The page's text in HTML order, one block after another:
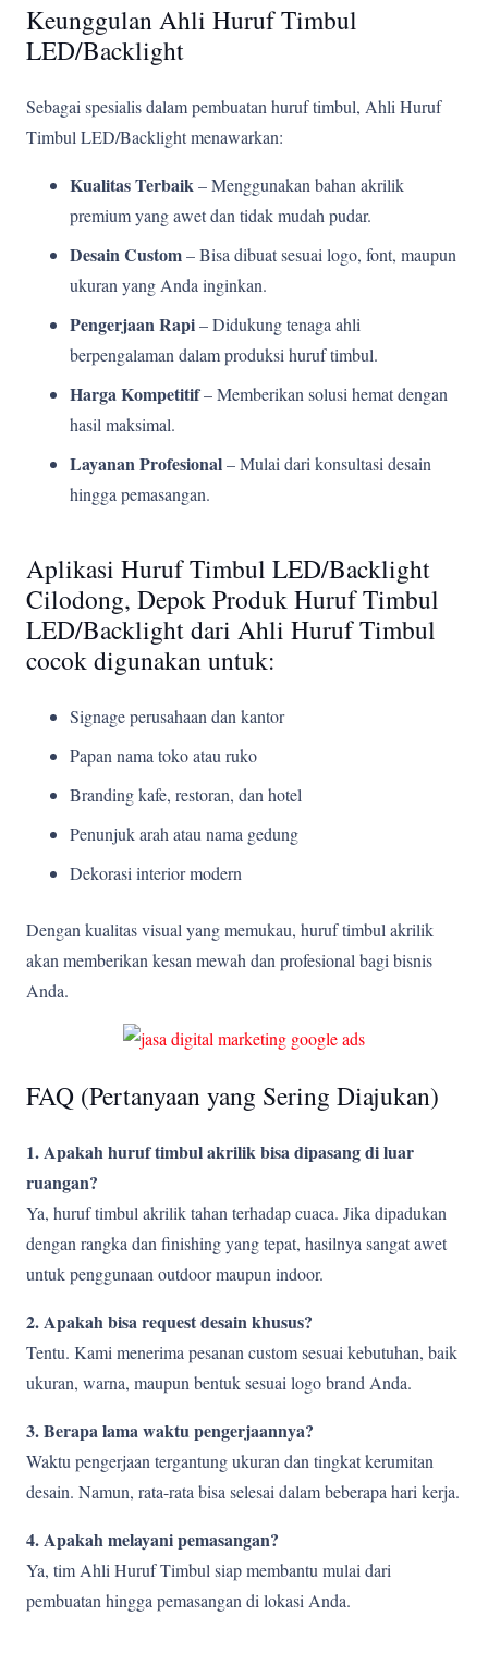
Keunggulan Ahli Huruf Timbul
LED/Backlight
Sebagai spesialis dalam pembuatan huruf timbul, Ahli Huruf
Timbul LED/Backlight menawarkan:
Kualitas Terbaik– Menggunakan bahan akrilik
premium yang awet dan tidak mudah pudar.
Desain Custom– Bisa dibuat sesuai logo, font, maupun
ukuran yang Anda inginkan.
Pengerjaan Rapi– Didukung tenaga ahli
berpengalaman dalam produksi huruf timbul.
Harga Kompetitif– Memberikan solusi hemat dengan
hasil maksimal.
Layanan Profesional– Mulai dari konsultasi desain
hingga pemasangan.
Aplikasi Huruf Timbul LED/Backlight
Cilodong, Depok Produk Huruf Timbul
LED/Backlight dari Ahli Huruf Timbul
cocok digunakan untuk:
Signage perusahaan dan kantor
Papan nama toko atau ruko
Branding kafe, restoran, dan hotel
Penunjuk arah atau nama gedung
Dekorasi interior modern
Dengan kualitas visual yang memukau, huruf timbul akrilik
akan memberikan kesan mewah dan profesional bagi bisnis
Anda.
FAQ (Pertanyaan yang Sering Diajukan)
1. Apakah huruf timbul akrilik bisa dipasang di luar
ruangan?
Ya, huruf timbul akrilik tahan terhadap cuaca. Jika dipadukan
dengan rangka dan finishing yang tepat, hasilnya sangat awet
untuk penggunaan outdoor maupun indoor.
2. Apakah bisa request desain khusus?
Tentu. Kami menerima pesanan custom sesuai kebutuhan, baik
ukuran, warna, maupun bentuk sesuai logo brand Anda.
3. Berapa lama waktu pengerjaannya?
Waktu pengerjaan tergantung ukuran dan tingkat kerumitan
desain. Namun, rata-rata bisa selesai dalam beberapa hari kerja.
4. Apakah melayani pemasangan?
Ya, tim Ahli Huruf Timbul siap membantu mulai dari
pembuatan hingga pemasangan di lokasi Anda.